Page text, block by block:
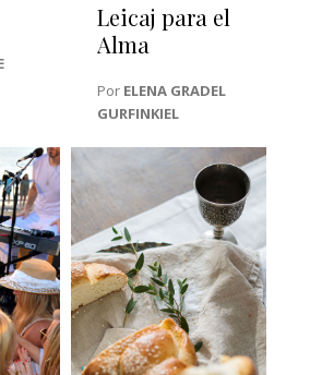
Leicaj para el
Alma
Por ELENA GRADEL
GURFINKIEL